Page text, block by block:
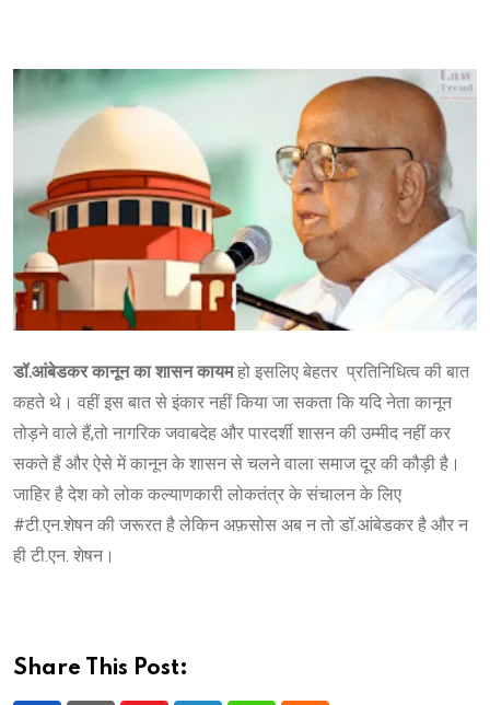
डॉ.आंबेडकर कानून का शासन कायमहो इसलिए बेहतर प्रतिनिधित्व की बात
कहते थे। वहीं इस बात से इंकार नहीं किया जा सकता कि यदि नेता कानून
तोड़ने वाले हैं,तो नागरिक जवाबदेह और पारदर्शी शासन की उम्मीद नहीं कर
सकते हैं और ऐसे में कानून के शासन से चलने वाला समाज दूर की कौड़ी है।
जाहिर है देश को लोक कल्याणकारी लोकतंत्र के संचालन के लिए
#टी.एन.शेषन की जरूरत है लेकिन अफ़सोस अब न तो डॉ.आंबेडकर है और न
ही टी.एन. शेषन।
Share This Post: